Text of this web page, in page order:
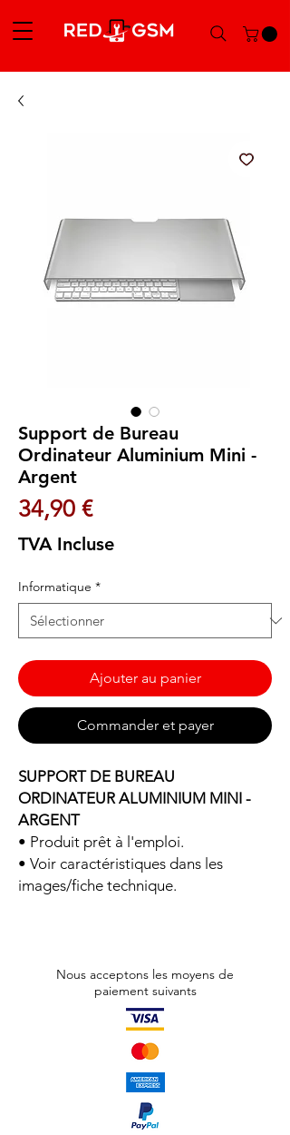
Support de Bureau
Ordinateur Aluminium Mini -
Argent
34,90 €Prix
TVA Incluse
Informatique *
Ajouter au panier
Commander et payer
SUPPORT DE BUREAU
ORDINATEUR ALUMINIUM MINI -
ARGENT
• Produit prêt à l'emploi.
• Voir caractéristiques dans les
images/fiche technique.
Nous acceptons les moyens de
paiement suivants